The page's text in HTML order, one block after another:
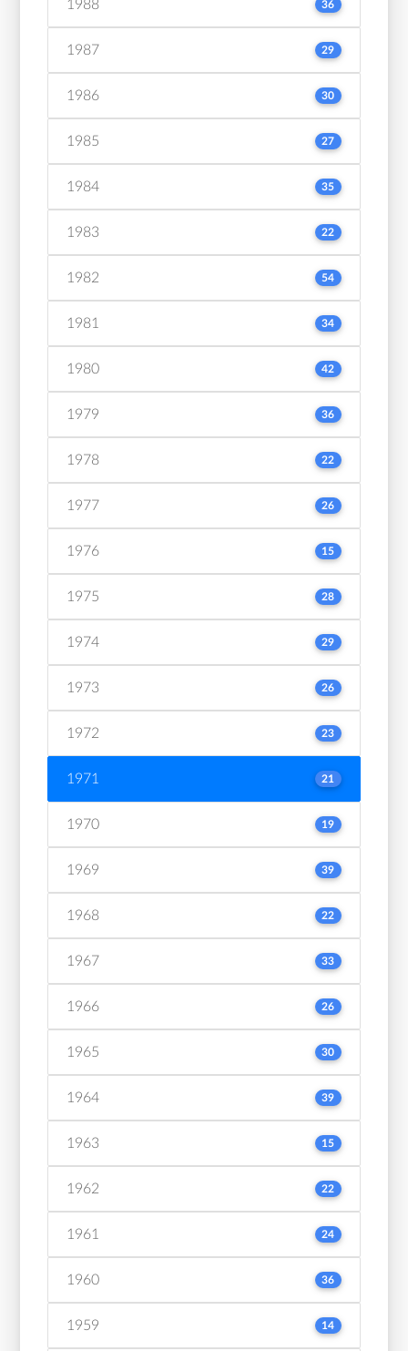
1988 36
1987 29
1986 30
1985 27
1984 35
1983 22
1982 54
1981 34
1980 42
1979 36
1978 22
1977 26
1976 15
1975 28
1974 29
1973 26
1972 23
1971 21
1970 19
1969 39
1968 22
1967 33
1966 26
1965 30
1964 39
1963 15
1962 22
1961 24
1960 36
1959 14